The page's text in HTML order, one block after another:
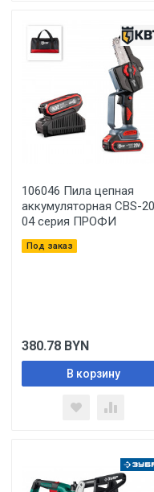
106046 Пила цепная
аккумуляторная CBS-
04 серия ПРОФИ
Под заказ
380.78 BYN
В корзину